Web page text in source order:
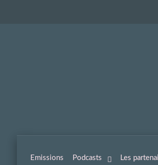
Emissions Podcasts Les